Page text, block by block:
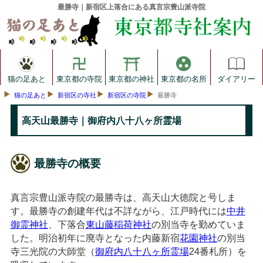
最勝寺｜新宿区上落合にある真言宗豊山派寺院
猫の足あと 東京都の寺院 東京都の神社 東京都の名所 ダイアリー
猫の足あと 新宿区の寺社 新宿区の寺院 最勝寺
高天山最勝寺｜御府内八十八ヶ所霊場
最勝寺の概要
真言宗豊山派寺院の最勝寺は、高天山大徳院と号しま
す。最勝寺の創建年代は不詳ながら、江戸時代には中井
御霊神社 、下落合東山藤稲荷神社の別当寺を勤めていま
した。明治初年に廃寺となった内藤新宿花園神社の別当
寺三光院の大師堂（御府内八十八ヶ所霊場24番札所）を